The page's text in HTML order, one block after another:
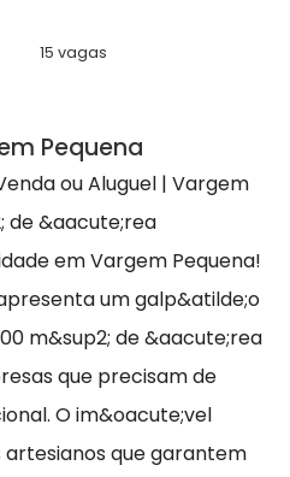
15 vagas
Pequena
ou Aluguel | Vargem
de &aacute;rea
em Vargem Pequena!
um galp&atilde;o
m&sup2; de &aacute;rea
que precisam de
O im&oacute;vel
que garantem